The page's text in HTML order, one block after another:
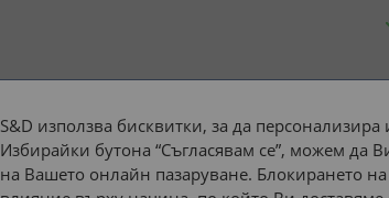
S&D използва бисквитки, за да
Избирайки бутона “Съгласявам се”, можем да
на Вашето онлайн пазаруване. Блокирането